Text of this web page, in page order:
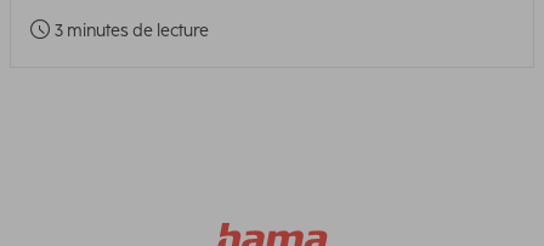
3 minutes de lecture